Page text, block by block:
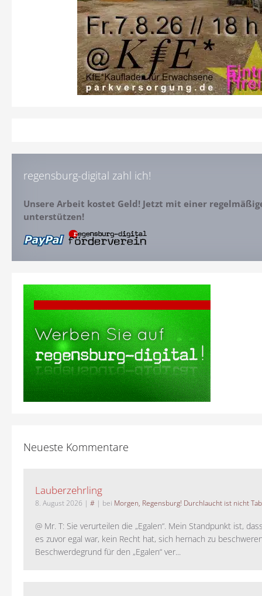
regensburg-digital zahl ich!
Unsere Arbeit kostet Geld! Jetzt mit einer
unterstützen!
Neueste Kommentare
Lauberzehrling
8. August 2026 | # | bei Morgen, Regensburg! Durchlaucht ist nicht
@ Mr. T: Sie verurteilen die „Egalen“. Mein Standpunkt ist,
es zuvor egal war, kein Recht hat, sich hernach zu
Beschwerdegrund für den „Egalen“ ver...